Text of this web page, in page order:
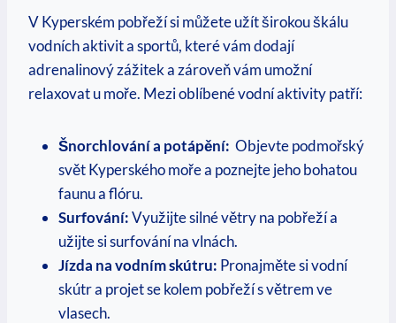
V⁢ Kyperském pobřeží si ‍můžete užít ⁤širokou škálu‌
vodních‌ aktivit⁣ a ‍sportů, které vám dodají
adrenalinový zážitek a zároveň ‌vám umožní
relaxovat⁣ u moře. Mezi oblíbené​ vodní aktivity patří:
Šnorchlování a potápění: ⁣ Objevte podmořský
svět Kyperského moře a poznejte jeho bohatou
⁤faunu a flóru.
Surfování:Využijte silné větry na pobřeží a
užijte si surfování‌ na vlnách.
Jízda⁤ na vodním skútru: Pronajměte si vodní
skútr a projet se kolem ⁢pobřeží ‍s větrem‍ ve
vlasech.